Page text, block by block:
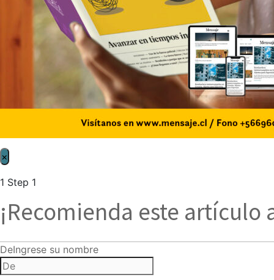
×
1 Step 1
¡Recomienda este artículo
DeIngrese su nombre